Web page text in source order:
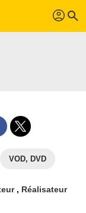
profil search
VOD, DVD
, Réalisateur